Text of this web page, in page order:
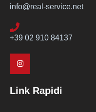
info@real-service.net
+39 02 910 84137
Link Rapidi